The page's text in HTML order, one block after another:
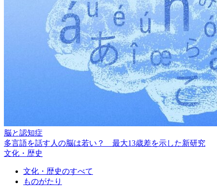
脳と認知症
多言語を話す人の脳は若い？ 最大13歳差を示した新研究
文化・歴史
文化・歴史のすべて
ものがたり